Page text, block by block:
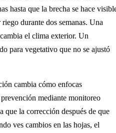
hasta que la brecha se hace
durante dos semanas. Una
el clima exterior. Un
para vegetativo que no se ajustó
cambia cómo enfocas
mediante monitoreo
que la corrección después de que
ves cambios en las hojas, el